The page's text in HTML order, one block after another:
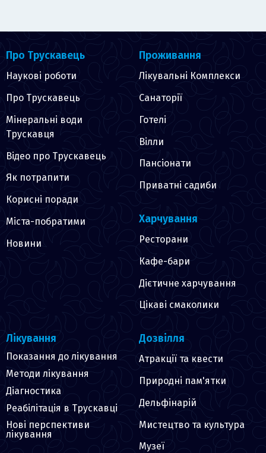
Про Трускавець
Наукові роботи
Про Трускавець
Мінеральні води
Трускавця
Відео про Трускавець
Як потрапити
Корисні поради
Міста-побратими
Новини
Проживання
Лікувальні Комплекси
Санаторії
Готелі
Вілли
Пансіонати
Приватні садиби
Харчування
Ресторани
Кафе-бари
Дієтичне харчування
Цікаві смаколики
Лікування
Показання до лікування
Методи лікування
Діагностика
Реабілітація в Трускавці
Нові перспективи
лікування
Дозвілля
Атракції та квести
Природні пам'ятки
Дельфінарій
Мистецтво та культура
Музеї